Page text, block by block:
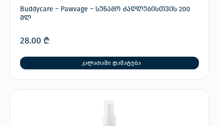
Buddycare – Pawvage – სუნამო ძაღლებისთვის 200
მლ
28.00 ₾
კალათაში დამატება